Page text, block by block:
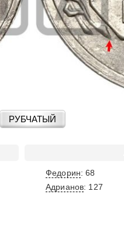
РУБЧАТЫЙ
Федорин: 68
Адрианов: 127